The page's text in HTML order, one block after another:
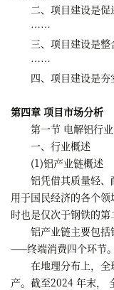
二、项目建设是促
……
三、项目建设是整
……
四、项目建设是夯
第四章 项目市场分析
第一节 电解铝行业
一、行业概述
(1)铝产业链概述
铝凭借其质量轻、
用于国民经济的各个
时也是仅次于钢铁的第
铝产业链主要包括
——终端消费四个环节。
在地理分布上，全
产。截至2024 年末，